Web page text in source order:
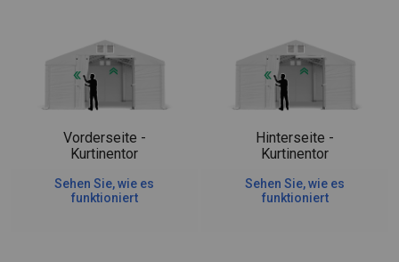
Vorderseite -
Kurtinentor
Sehen Sie, wie es
funktioniert
Hinterseite -
Kurtinentor
Sehen Sie, wie es
funktioniert